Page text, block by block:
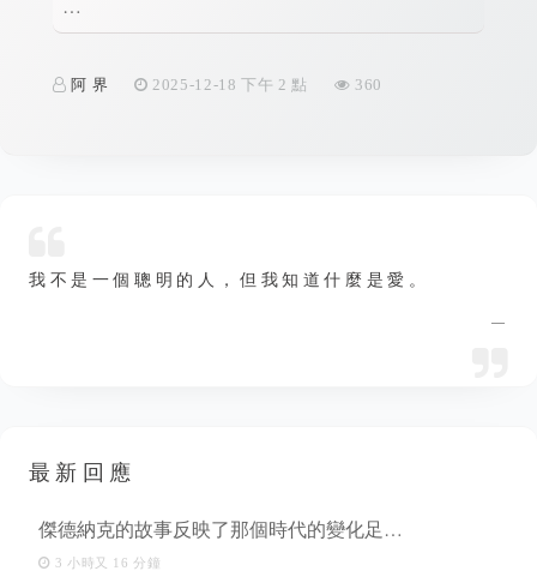
阿 界 2025-12-18 下午 2 點 360
我不是一個聰明的人，但我知道什麼是愛。
—
最新回應
傑德納克的故事反映了那個時代的變化足…
3 小時又 16 分鐘